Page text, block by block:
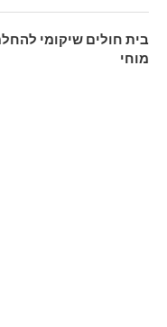
בית חולים שיקומי
מוחי